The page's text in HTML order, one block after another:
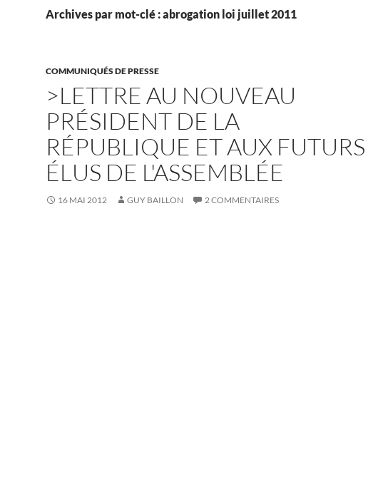
Archives par mot-clé : abrogation loi juillet 2011
COMMUNIQUÉS DE PRESSE
>LETTRE AU NOUVEAU
PRÉSIDENT DE LA
RÉPUBLIQUE ET AUX FUTURS
ÉLUS DE L'ASSEMBLÉE
16 MAI 2012 GUY BAILLON 2 COMMENTAIRES